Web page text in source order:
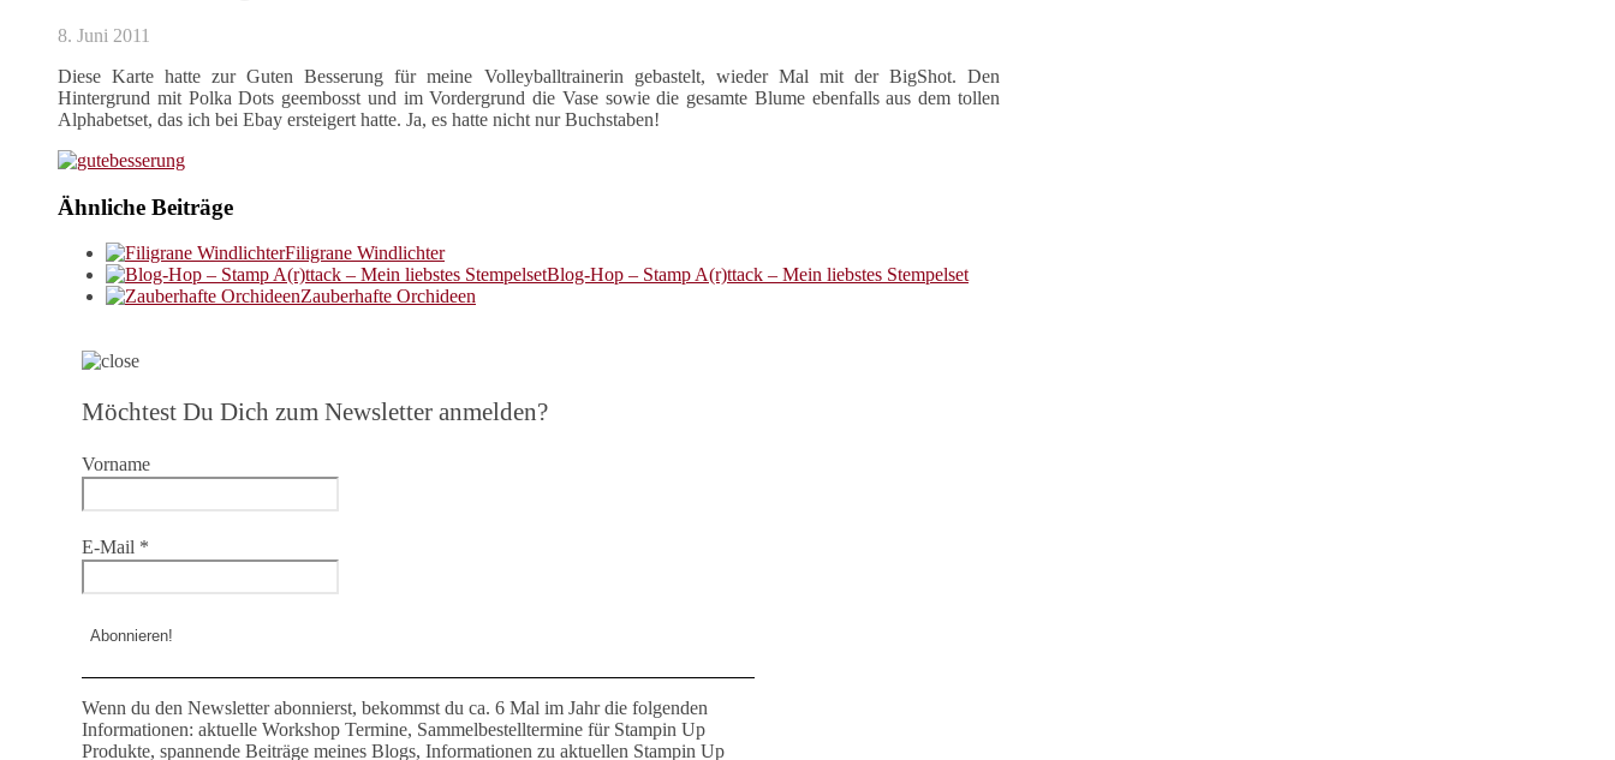
8. Juni 2011
Diese Karte hatte zur Guten Besserung für meine Volleyballtrainerin gebastelt, wieder Mal mit der BigShot. Den
Hintergrund mit Polka Dots geembosst und im Vordergrund die Vase sowie die gesamte Blume ebenfalls aus dem tollen
Alphabetset, das ich bei Ebay ersteigert hatte. Ja, es hatte nicht nur Buchstaben!
Ähnliche Beiträge
Filigrane Windlichter
Blog-Hop – Stamp A(r)ttack – Mein liebstes Stempelset
Zauberhafte Orchideen
Möchtest Du Dich zum Newsletter anmelden?
Vorname
E-Mail *
Wenn du den Newsletter abonnierst, bekommst du ca. 6 Mal im Jahr die folgenden
Informationen: aktuelle Workshop Termine, Sammelbestelltermine für Stampin Up
Produkte, spannende Beiträge meines Blogs, Informationen zu aktuellen Stampin Up